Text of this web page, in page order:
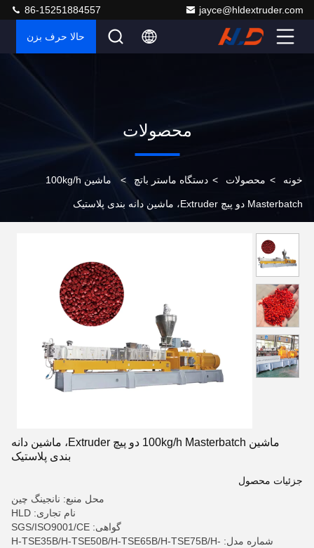
jayce@hldextruder.com
86-15251884557
حالا حرف بزن
محصولات
خونه > محصولات > دستگاه ماستر باتچ > ماشین 100kg/h
Masterbatch دو پیچ Extruder، ماشین دانه بندی پلاستیک
ماشین 100kg/h Masterbatch دو پیچ Extruder، ماشین دانه
بندی پلاستیک
جزئیات محصول
محل منبع: نانجینگ چین
نام تجاری: HLD
گواهی: SGS/ISO9001/CE
شماره مدل: H-TSE35B/H-TSE50B/H-TSE65B/H-TSE75B/H-